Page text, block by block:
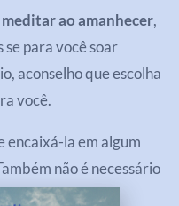
meditar ao amanhecer,
se para você soar
aconselho que escolha
você.
encaixá-la em algum
não é necessário
prenda a